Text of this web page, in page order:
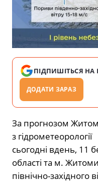
ПІДПИШІТЬСЯ НА
ДОДАТИ ЗАРАЗ
За прогнозом
з гідрометеорології
сьогодні вдень, 11
області та м.
північно-західного